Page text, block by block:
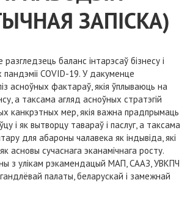
ЗАПІСКА)
баланс інтарэсаў бізнесу і
COVID-19. У дакуменце
асноўных фактараў, якія ўплываюць на
а таксама агляд асноўных стратэгій
канкрэтных мер, якія важна прадпрымаць
і як вытворцу тавараў і паслуг, а таксама
для абароны чалавека як індывіда, які
асновы сучаснага эканамічнага росту.
з улікам рэкамендацый МАП, СААЗ, УВКПЧ
палаты, беларускай і замежнай